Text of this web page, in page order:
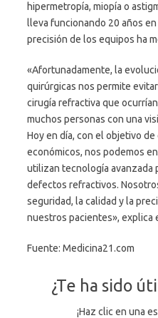
hipermetropía, miopía o
lleva funcionando 20 años
precisión de los equipos ha
«Afortunadamente, la
quirúrgicas nos permite
cirugía refractiva que
muchos personas con una
Hoy en día, con el objetivo
económicos, nos podemos
utilizan tecnología avanzada
defectos refractivos.
seguridad, la calidad y la
nuestros pacientes», explica
Fuente: Medicina21.com
¿Te ha sido
¡Haz clic en una